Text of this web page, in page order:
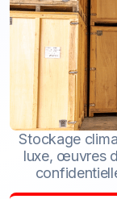
Stockage
luxe, œuvres